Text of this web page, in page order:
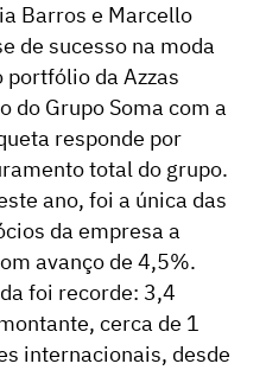
Barros e Marcello
de sucesso na moda
da Azzas
do Grupo Soma com a
responde por
total do grupo.
ano, foi a única das
da empresa a
avanço de 4,5%.
foi recorde: 3,4
cerca de 1
internacionais, desde